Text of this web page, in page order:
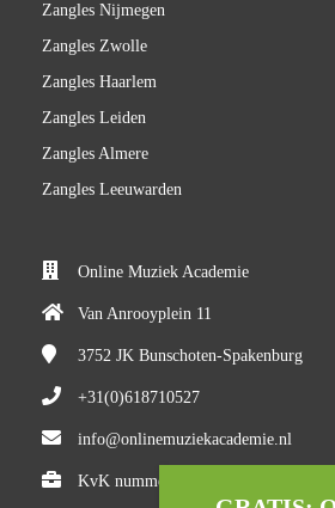
Zangles Nijmegen
Zangles Zwolle
Zangles Haarlem
Zangles Leiden
Zangles Almere
Zangles Leeuwarden
Online Muziek Academie
Van Anrooyplein 11
3752 JK Bunschoten-Spakenburg
+31(0)618710527
info@onlinemuziekacademie.nl
KvK nummer: 84983205